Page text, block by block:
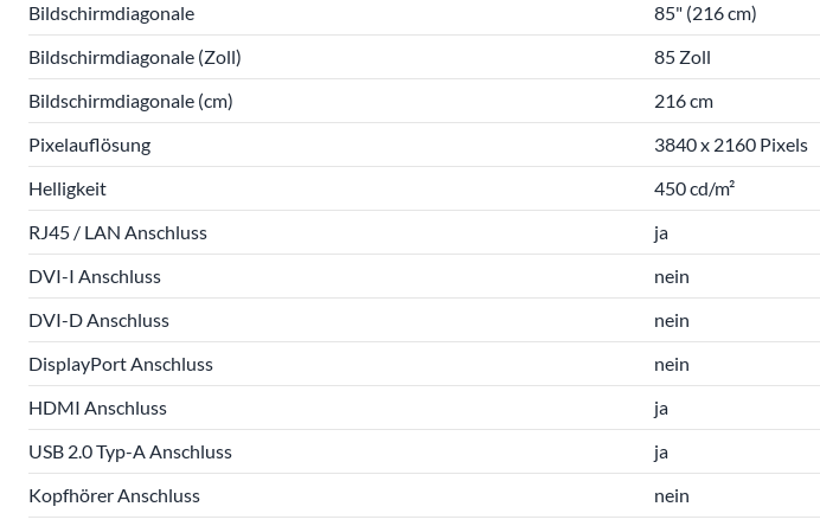
Bildschirmdiagonale
85" (216 cm)
Bildschirmdiagonale (Zoll)
85 Zoll
Bildschirmdiagonale (cm)
216 cm
Pixelauflösung
3840 x 2160 Pixels
Helligkeit
450 cd/m²
RJ45 / LAN Anschluss
ja
DVI-I Anschluss
nein
DVI-D Anschluss
nein
DisplayPort Anschluss
nein
HDMI Anschluss
ja
USB 2.0 Typ-A Anschluss
ja
Kopfhörer Anschluss
nein